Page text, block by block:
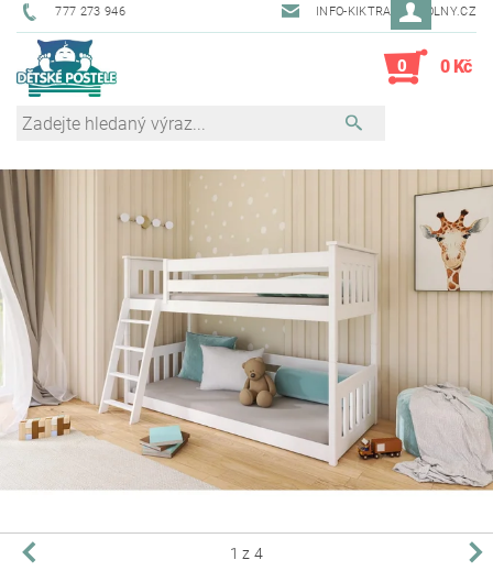
777 273 946 INFO-KIKTRADE@VOLNY.CZ
0 0 Kč
1 z 4